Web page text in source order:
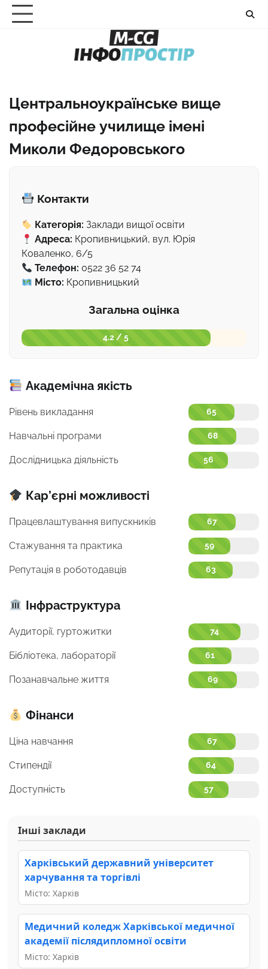
Перейти
Центральноукраїнське вище
професійне училище імені
Миколи Федоровського
Контакти
Категорія: Заклади вищої освіти
Адреса: Кропивницький, вул. Юрія
Коваленко, 6/5
Телефон: 0522 36 52 74
Місто: Кропивницький
Загальна оцінка
4.2 / 5
Академічна якість
Рівень викладання 65
Навчальні програми 68
Дослідницька діяльність 56
Кар’єрні можливості
Працевлаштування випускників 67
Стажування та практика 59
Репутація в роботодавців 63
Інфраструктура
Аудиторії, гуртожитки 74
Бібліотека, лабораторії 61
Позанавчальне життя 69
Фінанси
Ціна навчання 67
Стипендії 64
Доступність 57
Інші заклади
Харківський державний університет
харчування та торгівлі
Місто: Харків
Медичний коледж Харківської медичної
академії післядипломної освіти
Місто: Харків